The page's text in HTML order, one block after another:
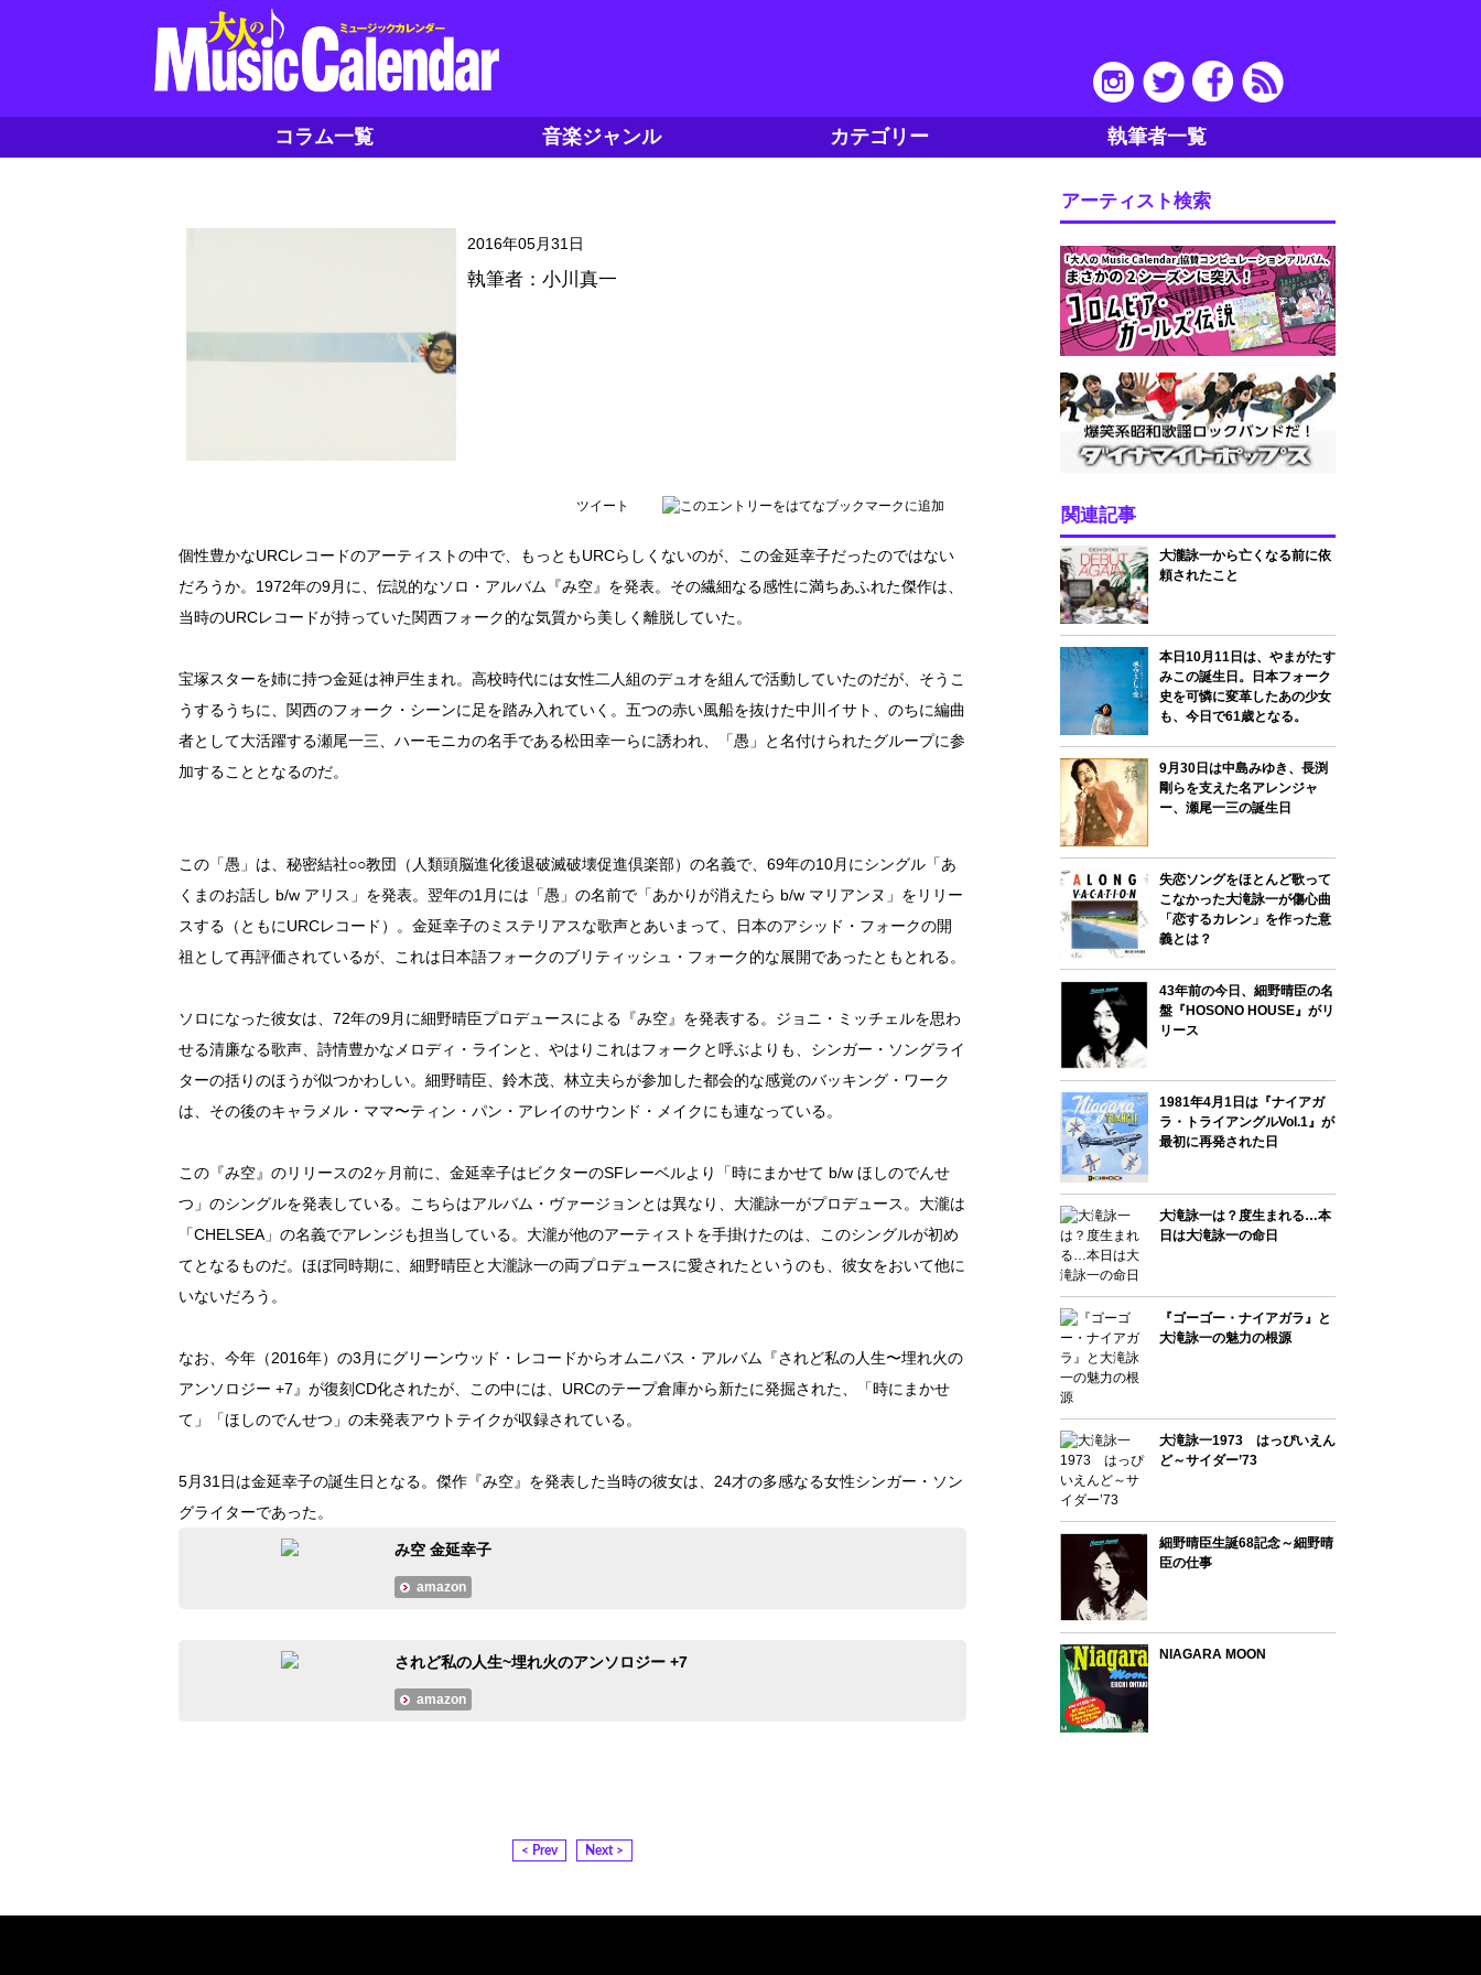
コラム一覧 音楽ジャンル カテゴリー 執筆者一覧
2016年05月31日
執筆者：小川真一
ツイート
個性豊かなURCレコードのアーティストの中で、もっともURCらしくないのが、この金延幸子だったのではない
だろうか。1972年の9月に、伝説的なソロ・アルバム『み空』を発表。その繊細なる感性に満ちあふれた傑作は、
当時のURCレコードが持っていた関西フォーク的な気質から美しく離脱していた。
宝塚スターを姉に持つ金延は神戸生まれ。高校時代には女性二人組のデュオを組んで活動していたのだが、そうこ
うするうちに、関西のフォーク・シーンに足を踏み入れていく。五つの赤い風船を抜けた中川イサト、のちに編曲
者として大活躍する瀬尾一三、ハーモニカの名手である松田幸一らに誘われ、「愚」と名付けられたグループに参
加することとなるのだ。
この「愚」は、秘密結社○○教団（人類頭脳進化後退破滅破壊促進倶楽部）の名義で、69年の10月にシングル「あ
くまのお話し b/w アリス」を発表。翌年の1月には「愚」の名前で「あかりが消えたら b/w マリアンヌ」をリリー
スする（ともにURCレコード）。金延幸子のミステリアスな歌声とあいまって、日本のアシッド・フォークの開
祖として再評価されているが、これは日本語フォークのブリティッシュ・フォーク的な展開であったともとれる。
ソロになった彼女は、72年の9月に細野晴臣プロデュースによる『み空』を発表する。ジョニ・ミッチェルを思わ
せる清廉なる歌声、詩情豊かなメロディ・ラインと、やはりこれはフォークと呼ぶよりも、シンガー・ソングライ
ターの括りのほうが似つかわしい。細野晴臣、鈴木茂、林立夫らが参加した都会的な感覚のバッキング・ワーク
は、その後のキャラメル・ママ〜ティン・パン・アレイのサウンド・メイクにも連なっている。
この『み空』のリリースの2ヶ月前に、金延幸子はビクターのSFレーベルより「時にまかせて b/w ほしのでんせ
つ」のシングルを発表している。こちらはアルバム・ヴァージョンとは異なり、大瀧詠一がプロデュース。大瀧は
「CHELSEA」の名義でアレンジも担当している。大瀧が他のアーティストを手掛けたのは、このシングルが初め
てとなるものだ。ほぼ同時期に、細野晴臣と大瀧詠一の両プロデュースに愛されたというのも、彼女をおいて他に
いないだろう。
なお、今年（2016年）の3月にグリーンウッド・レコードからオムニバス・アルバム『されど私の人生〜埋れ火の
アンソロジー +7』が復刻CD化されたが、この中には、URCのテープ倉庫から新たに発掘された、「時にまかせ
て」「ほしのでんせつ」の未発表アウトテイクが収録されている。
5月31日は金延幸子の誕生日となる。傑作『み空』を発表した当時の彼女は、24才の多感なる女性シンガー・ソン
グライターであった。
み空 金延幸子
amazon
されど私の人生~埋れ火のアンソロジー +7
amazon
< Prev Next >
アーティスト検索
関連記事
大瀧詠一から亡くなる前に依
頼されたこと
本日10月11日は、やまがたす
みこの誕生日。日本フォーク
史を可憐に変革したあの少女
も、今日で61歳となる。
9月30日は中島みゆき、長渕
剛らを支えた名アレンジャ
ー、瀬尾一三の誕生日
失恋ソングをほとんど歌って
こなかった大滝詠一が傷心曲
「恋するカレン」を作った意
義とは？
43年前の今日、細野晴臣の名
盤『HOSONO HOUSE』がリ
リース
1981年4月1日は『ナイアガ
ラ・トライアングルVol.1』が
最初に再発された日
大滝詠一は？度生まれる…本
日は大滝詠一の命日
『ゴーゴー・ナイアガラ』と
大滝詠一の魅力の根源
大滝詠一1973 はっぴいえん
ど～サイダー’73
細野晴臣生誕68記念～細野晴
臣の仕事
NIAGARA MOON